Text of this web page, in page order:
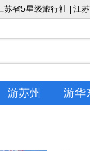
省5星级旅行社 | 江
游苏州 游华